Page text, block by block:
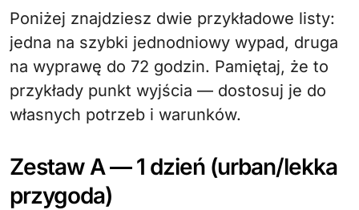
Poniżej znajdziesz dwie przykładowe listy:
jedna na szybki jednodniowy wypad, druga
na wyprawę do 72 godzin. Pamiętaj, że to
przykłady punkt wyjścia — dostosuj je do
własnych potrzeb i warunków.
Zestaw A — 1 dzień (urban/lekka
przygoda)